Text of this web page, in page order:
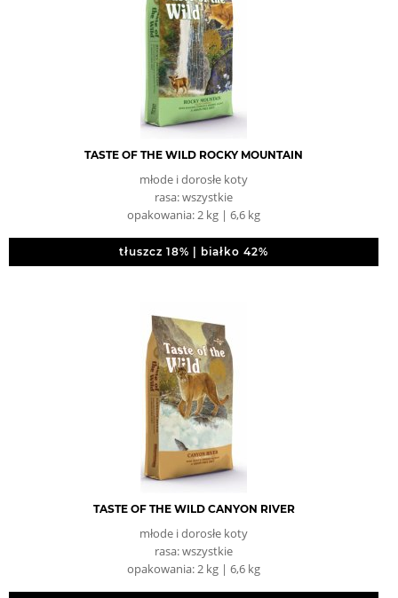
TASTE OF THE WILD ROCKY MOUNTAIN
młode i dorosłe koty
rasa: wszystkie
opakowania: 2 kg | 6,6 kg
tłuszcz 18% | białko 42%
TASTE OF THE WILD CANYON RIVER
młode i dorosłe koty
rasa: wszystkie
opakowania: 2 kg | 6,6 kg